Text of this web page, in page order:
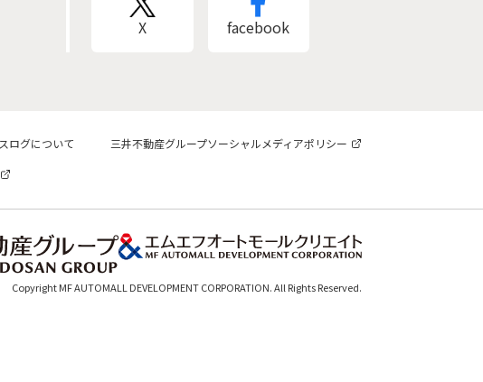
X facebook
ログについて
三井不動産グループソーシャルメディアポリシー
Copyright MF AUTOMALL DEVELOPMENT CORPORATION. All Rights Reserved.